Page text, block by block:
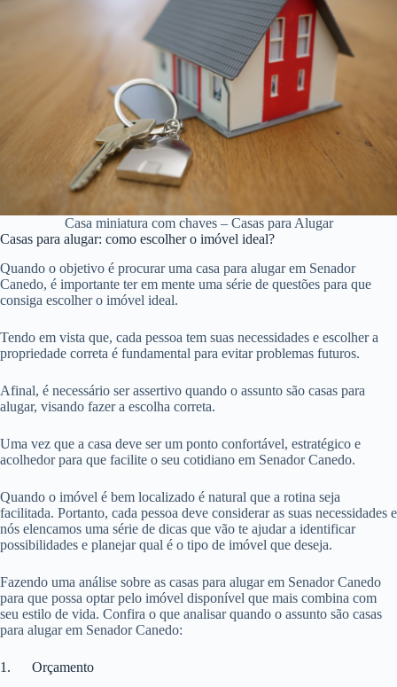
Casa miniatura com chaves – Casas para Alugar
Casas para alugar: como escolher o imóvel ideal?
Quando o objetivo é procurar uma casa para alugar em Senador
Canedo, é importante ter em mente uma série de questões para que
consiga escolher o imóvel ideal.
Tendo em vista que, cada pessoa tem suas necessidades e escolher a
propriedade correta é fundamental para evitar problemas futuros.
Afinal, é necessário ser assertivo quando o assunto são casas para
alugar, visando fazer a escolha correta.
Uma vez que a casa deve ser um ponto confortável, estratégico e
acolhedor para que facilite o seu cotidiano em Senador Canedo.
Quando o imóvel é bem localizado é natural que a rotina seja
facilitada. Portanto, cada pessoa deve considerar as suas necessidades e
nós elencamos uma série de dicas que vão te ajudar a identificar
possibilidades e planejar qual é o tipo de imóvel que deseja.
Fazendo uma análise sobre as casas para alugar em Senador Canedo
para que possa optar pelo imóvel disponível que mais combina com
seu estilo de vida. Confira o que analisar quando o assunto são casas
para alugar em Senador Canedo:
1. Orçamento